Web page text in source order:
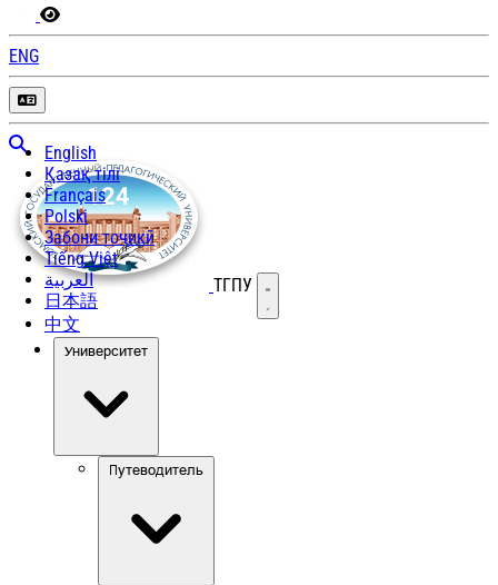
ENG
English
Қазақ тілі
Français
Polski
Забони тоҷикӣ
Tiếng Việt
العربية
日本語
中文
ТГПУ Открыть меню
Университет
Путеводитель